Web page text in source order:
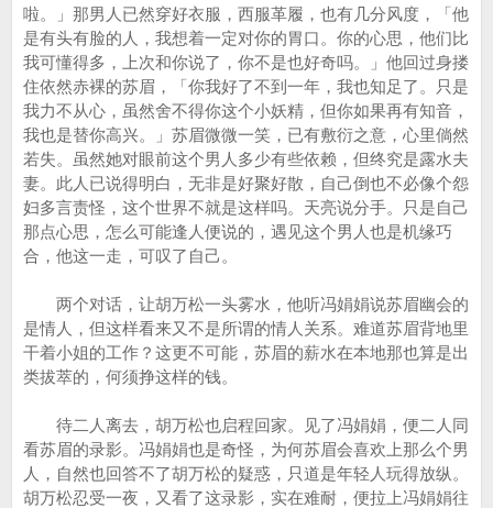
啦。」那男人已然穿好衣服，西服革履，也有几分风度，「他
是有头有脸的人，我想着一定对你的胃口。你的心思，他们比
我可懂得多，上次和你说了，你不是也好奇吗。」他回过身搂
住依然赤裸的苏眉，「你我好了不到一年，我也知足了。只是
我力不从心，虽然舍不得你这个小妖精，但你如果再有知音，
我也是替你高兴。」苏眉微微一笑，已有敷衍之意，心里倘然
若失。虽然她对眼前这个男人多少有些依赖，但终究是露水夫
妻。此人已说得明白，无非是好聚好散，自己倒也不必像个怨
妇多言责怪，这个世界不就是这样吗。天亮说分手。只是自己
那点心思，怎么可能逢人便说的，遇见这个男人也是机缘巧
合，他这一走，可叹了自己。
两个对话，让胡万松一头雾水，他听冯娟娟说苏眉幽会的
是情人，但这样看来又不是所谓的情人关系。难道苏眉背地里
干着小姐的工作？这更不可能，苏眉的薪水在本地那也算是出
类拔萃的，何须挣这样的钱。
待二人离去，胡万松也启程回家。见了冯娟娟，便二人同
看苏眉的录影。冯娟娟也是奇怪，为何苏眉会喜欢上那么个男
人，自然也回答不了胡万松的疑惑，只道是年轻人玩得放纵。
胡万松忍受一夜，又看了这录影，实在难耐，便拉上冯娟娟往